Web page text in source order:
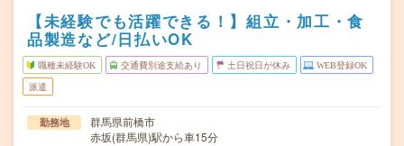
【未経験でも活躍できる！】組立・加工・食
品製造など/日払いOK
職種未経験OK 交通費別途支給あり 土日祝日が休み WEB登録OK
派遣
勤務地
群馬県前橋市
赤坂(群馬県)駅から車15分